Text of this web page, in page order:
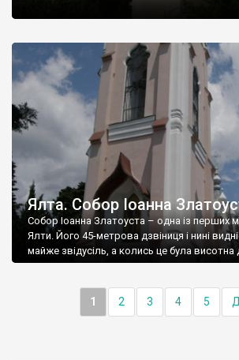
Ялта. Собор Іоанна
Собор Іоанна Златоуста – одна із перших
Ялти. Його 45-метрова дзвіниця і нині
майже звідусіль, а колись це була висотна
1 2 3 4 5